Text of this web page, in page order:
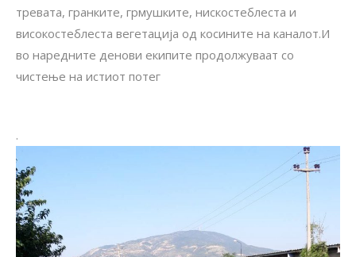
тревата, гранките, грмушките, нискостеблеста и
високостеблеста вегетација од косините на каналот.И
во наредните денови екипите продолжуваат со
чистење на истиот потег
.